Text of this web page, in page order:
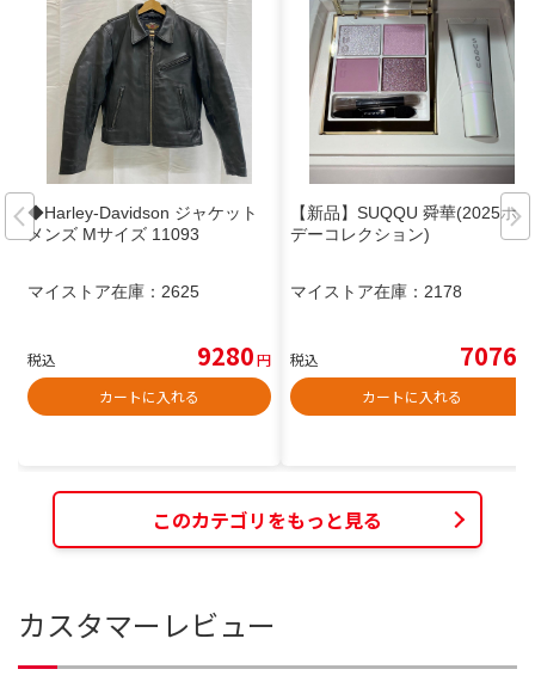
◆Harley-Davidson ジャケット
メンズ Mサイズ 11093
マイストア在庫： 2625
税込 9280円
カートに入れる
【新品】SUQQU 舜華(2025ホリ
デーコレクション)
マイストア在庫： 2178
税込 7076
カートに入れる
このカテゴリをもっと見る
カスタマーレビュー